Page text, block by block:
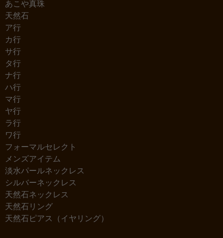
あこや真珠
天然石
ア行
カ行
サ行
タ行
ナ行
ハ行
マ行
ヤ行
ラ行
ワ行
フォーマルセレクト
メンズアイテム
淡水パールネックレス
シルバーネックレス
天然石ネックレス
天然石リング
天然石ピアス（イヤリング）